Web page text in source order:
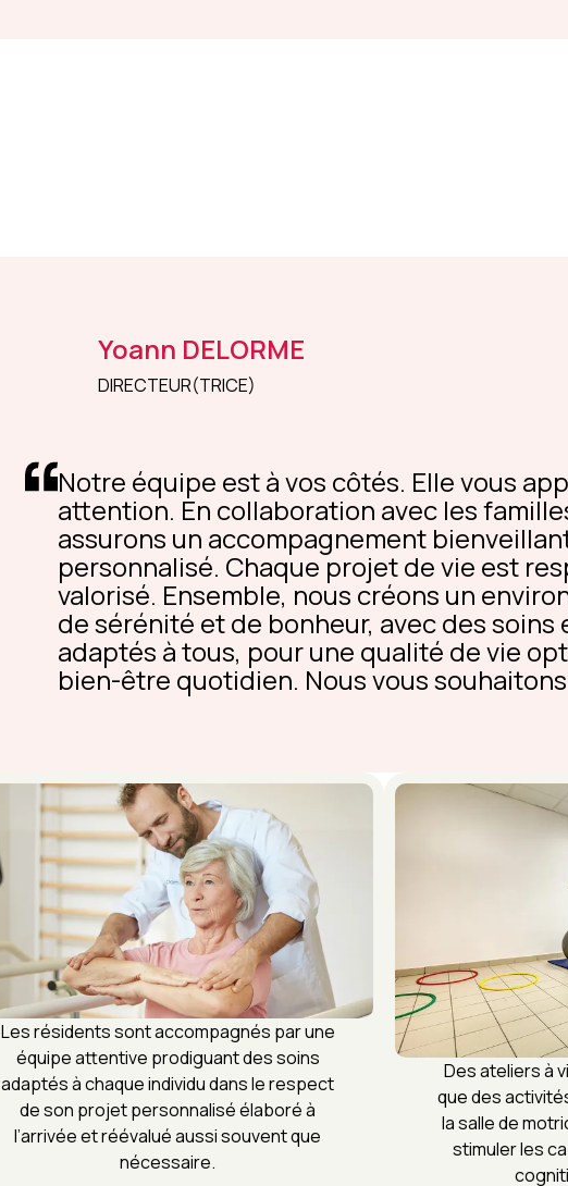
Yoann DELORME
DIRECTEUR(TRICE)
Notre équipe est à vos côtés. Elle vous
attention. En collaboration avec les
assurons un accompagnement
personnalisé. Chaque projet de vie est
valorisé. Ensemble, nous créons un
de sérénité et de bonheur, avec des soins
adaptés à tous, pour une qualité de vie
bien-être quotidien. Nous vous
Les résidents sont accompagnés par une
équipe attentive prodiguant des soins
adaptés à chaque individu dans le respect
de son projet personnalisé élaboré à
l’arrivée et réévalué aussi souvent que
nécessaire.
Des ateliers à
que des
la salle de
stimuler les